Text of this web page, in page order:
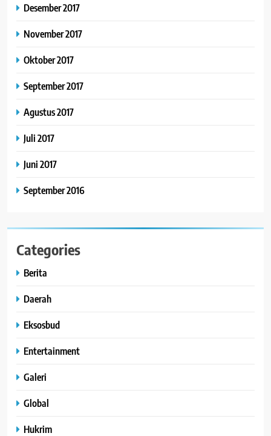
Desember 2017
November 2017
Oktober 2017
September 2017
Agustus 2017
Juli 2017
Juni 2017
September 2016
Categories
Berita
Daerah
Eksosbud
Entertainment
Galeri
Global
Hukrim